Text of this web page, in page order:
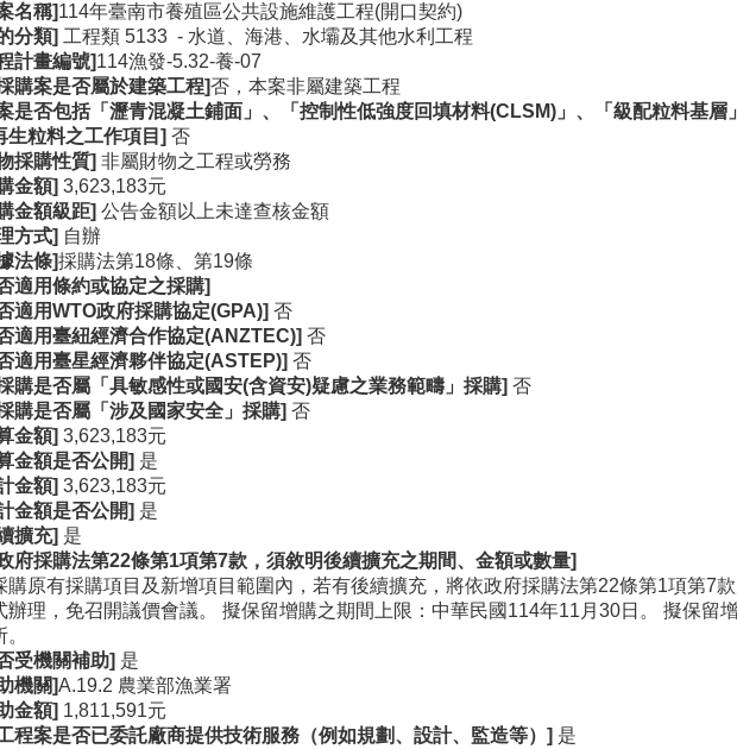
名稱]114年臺南市養殖區公共設施維護工程(開口契約)
分類] 工程類 5133 - 水道、海港、水壩及其他水利工程
計畫編號]114漁發-5.32-養-07
購案是否屬於建築工程]否，本案非屬建築工程
是否包括「瀝青混凝土鋪面」、「控制性低強度回填材料(CLSM) 」、「級配粒料基
生粒料之工作項目] 否
採購性質] 非屬財物之工程或勞務
金額] 3,623,183元
金額級距] 公告金額以上未達查核金額
方式] 自辦
法條]採購法第18條、第19條
適用條約或協定之採購]
適用WTO政府採購協定(GPA)] 否
適用臺紐經濟合作協定(ANZTEC)] 否
適用臺星經濟夥伴協定(ASTEP)] 否
購是否屬「具敏感性或國安(含資安)疑慮之業務範疇」採購] 否
購是否屬「涉及國家安全」採購] 否
金額] 3,623,183元
金額是否公開] 是
金額] 3,623,183元
金額是否公開] 是
擴充] 是
府採購法第22條第1項第7款，須敘明後續擴充之期間、金額或數量]
購原有採購項目及新增項目範圍內，若有後續擴充，將依政府採購法第22條第1項第7
辦理，免召開議價會議。 擬保留增購之期間上限：中華民國114年11月30日。 擬保留
受機關補助] 是
機關]A.19.2 農業部漁業署
金額] 1,811,591元
程案是否已委託廠商提供技術服務（例如規劃、設計、監造等）] 是